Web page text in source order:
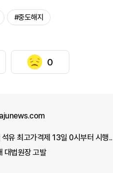
#중도해지
0
대법원장 고발